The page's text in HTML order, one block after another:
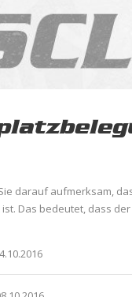
darauf aufmerksam,
Das bedeutet, dass